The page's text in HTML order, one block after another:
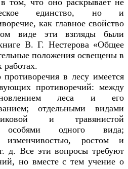
единство, но и
как главное свойство
виде эти взгляды были
В. Г. Нестерова «Общее
положения освещены в
работах.
в лесу имеется
противоречий: между
леса и его
отдельными видами
и травянистой
особями одного вида;
изменчивостью, ростом и
д. Все эти вопросы требуют
но вместе с тем учение о